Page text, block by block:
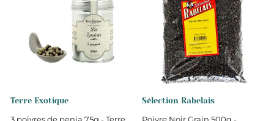
Terre Exotique Sélection Rabelais